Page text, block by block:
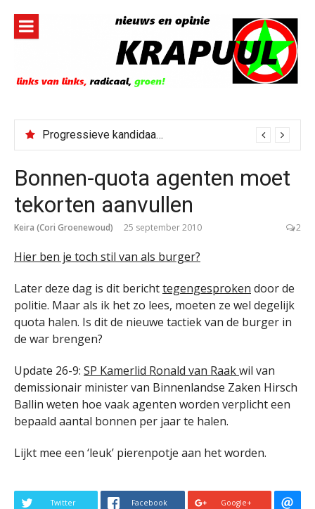
inhoud
Progressieve kandidaat El-Sayed senaatskandidaat Michigan
Bonnen-quota agenten moet
tekorten aanvullen
Keira (Cori Groenewoud) 25 september 2010 2
Hier ben je toch stil van als burger?
Later deze dag is dit berichttegengesproken door de
politie. Maar als ik het zo lees, moeten ze wel degelijk
quota halen. Is dit de nieuwe tactiek van de burger in
de war brengen?
Update 26-9: SP Kamerlid Ronald van Raakwil van
demissionair minister van Binnenlandse Zaken Hirsch
Ballin weten hoe vaak agenten worden verplicht een
bepaald aantal bonnen per jaar te halen.
Lijkt mee een ‘leuk’ pierenpotje aan het worden.
Twitter Facebook Google+